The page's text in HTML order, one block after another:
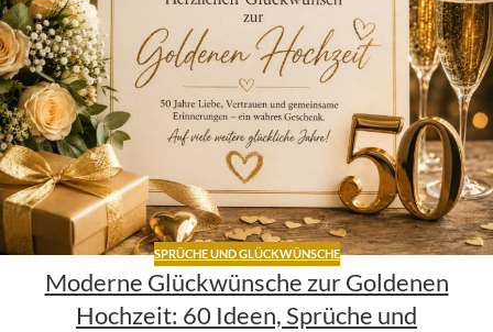
SPRÜCHE UND GLÜCKWÜNSCHE
Moderne Glückwünsche zur Goldenen
Hochzeit: 60 Ideen, Sprüche und